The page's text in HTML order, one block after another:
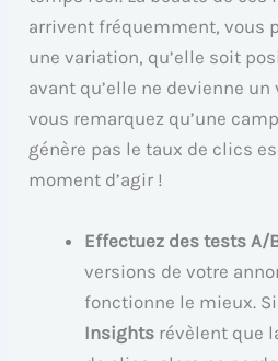
arrivent fréquemment, vous
une variation, qu’elle soit
avant qu’elle ne devienne
vous remarquez qu’une
génère pas le taux de clics
moment d’agir !
Effectuez des tests A/
versions de votre
fonctionne le mieux.
Insights révèlent que